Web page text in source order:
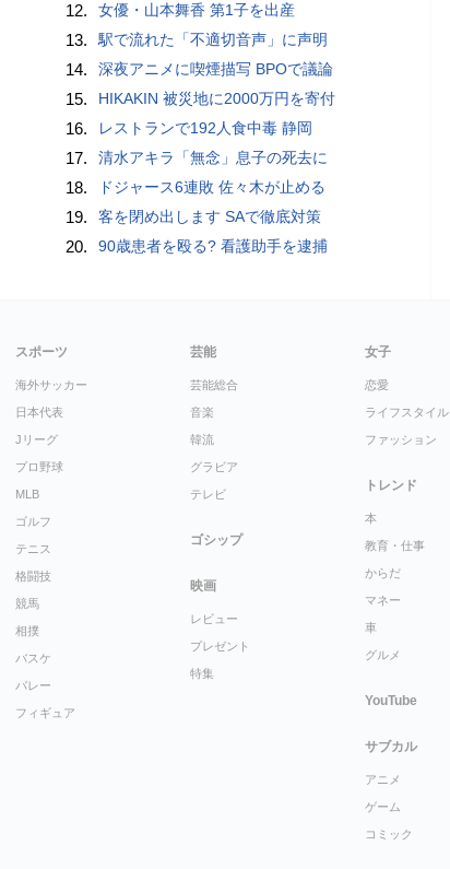
12. 女優・山本舞香 第1子を出産
13. 駅で流れた「不適切音声」に声明
14. 深夜アニメに喫煙描写 BPOで議論
15. HIKAKIN 被災地に2000万円を寄付
16. レストランで192人食中毒 静岡
17. 清水アキラ「無念」息子の死去に
18. ドジャース6連敗 佐々木が止める
19. 客を閉め出します SAで徹底対策
20. 90歳患者を殴る? 看護助手を逮捕
スポーツ
海外サッカー
日本代表
Jリーグ
プロ野球
MLB
ゴルフ
テニス
格闘技
競馬
相撲
バスケ
バレー
フィギュア
芸能
芸能総合
音楽
韓流
グラビア
テレビ
ゴシップ
映画
レビュー
プレゼント
特集
女子
恋愛
ライフスタイル
ファッション
トレンド
本
教育・仕事
からだ
マネー
車
グルメ
YouTube
サブカル
アニメ
ゲーム
コミック